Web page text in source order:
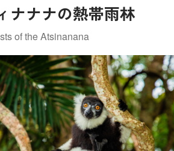
ナナナの熱帯雨林
of the Atsinanana